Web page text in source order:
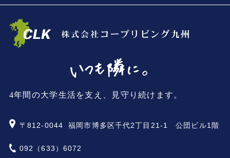
4年間の大学生活を支え、見守り続けます。
〒812-0044 福岡市博多区千代2丁目21-1 公団ビル1階
092（633）6072